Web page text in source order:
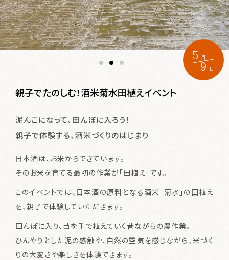
蔵見学菊水日本酒文化研究所・節五郎蔵
Brewery Tour
カフェ
Shop
体験・イベント
Events & Experience
特別なお酒
Special SAKE
お知らせ
発酵ってワクワク
5 月
9 日
親子でたのしむ！酒米菊水田植えイベント
泥んこになって、田んぼに入ろう！
親子で体験する、酒米づくりのはじまり
日本酒は、お米からできています。
そのお米を育てる最初の作業が「田植え」です。
このイベントでは、日本酒の原料となる酒米「菊水」の田植え
を、親子で体験していただきます。
田んぼに入り、苗を手で植えていく昔ながらの農作業。
ひんやりとした泥の感触や、自然の空気を感じながら、米づく
りの大変さや楽しさを体験できます。